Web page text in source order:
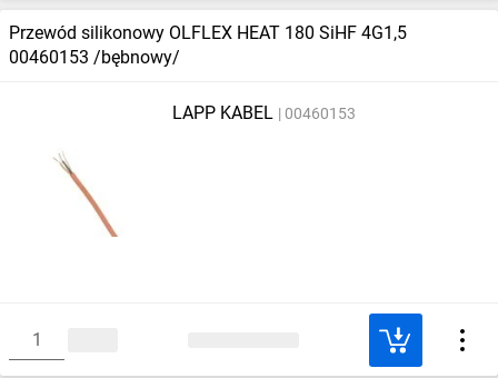
Przewód silikonowy OLFLEX HEAT 180 SiHF 4G1,5
00460153 /bębnowy/
LAPP KABEL 00460153